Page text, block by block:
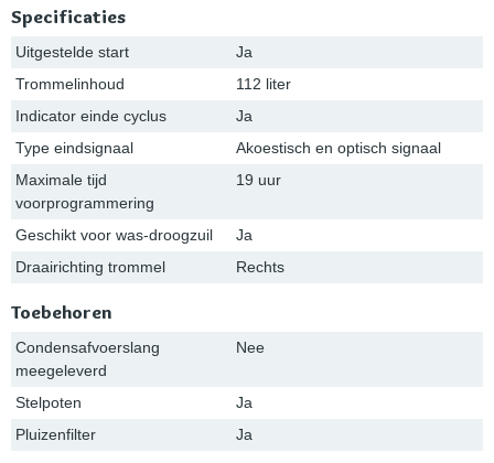
Specificaties
Uitgestelde start
Ja
Trommelinhoud
112 liter
Indicator einde cyclus
Ja
Type eindsignaal
Akoestisch en optisch signaal
Maximale tijd
voorprogrammering
19 uur
Geschikt voor was-droogzuil
Ja
Draairichting trommel
Rechts
Toebehoren
Condensafvoerslang
meegeleverd
Nee
Stelpoten
Ja
Pluizenfilter
Ja